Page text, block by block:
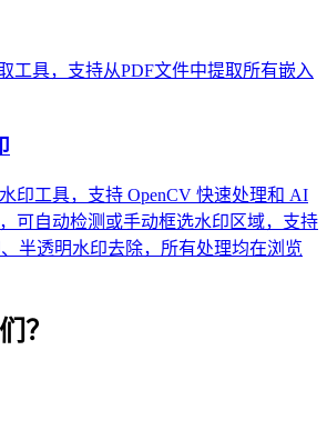
工具，支持从PDF文件中提取所有嵌入
印工具，支持 OpenCV 快速处理和 AI
可自动检测或手动框选水印区域，支持
半透明水印去除，所有处理均在浏览
？